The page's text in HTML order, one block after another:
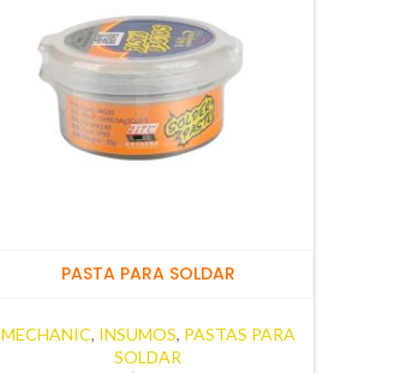
PASTA PARA SOLDAR
MECHANIC, INSUMOS, PASTAS PARA
SOLDAR